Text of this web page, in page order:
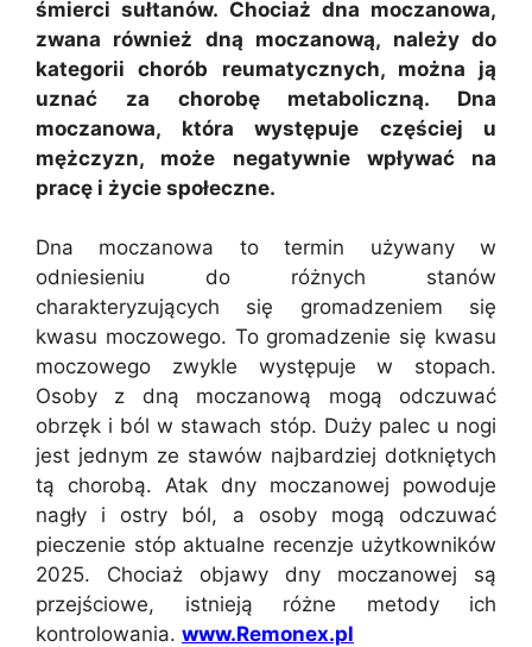
śmierci sułtanów. Chociaż dna moczanowa,
zwana również dną moczanową, należy do
kategorii chorób reumatycznych, można ją
uznać za chorobę metaboliczną. Dna
moczanowa, która występuje częściej u
mężczyzn, może negatywnie wpływać na
pracę i życie społeczne.
Dna moczanowa to termin używany w
odniesieniu do różnych stanów
charakteryzujących się gromadzeniem się
kwasu moczowego. To gromadzenie się kwasu
moczowego zwykle występuje w stopach.
Osoby z dną moczanową mogą odczuwać
obrzęk i ból w stawach stóp. Duży palec u nogi
jest jednym ze stawów najbardziej dotkniętych
tą chorobą. Atak dny moczanowej powoduje
nagły i ostry ból, a osoby mogą odczuwać
pieczenie stóp aktualne recenzje użytkowników
2025. Chociaż objawy dny moczanowej są
przejściowe, istnieją różne metody ich
kontrolowania. www.Remonex.pl